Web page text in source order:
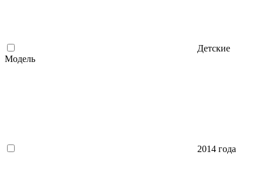
Детские
Модель
2014 года